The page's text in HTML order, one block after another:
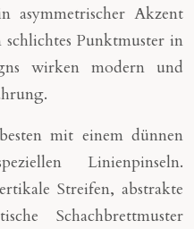
asymmetrischer Akzent
Punktmuster in
wirken modern und
mit einem dünnen
Linienpinseln.
Streifen, abstrakte
Schachbrettmuster